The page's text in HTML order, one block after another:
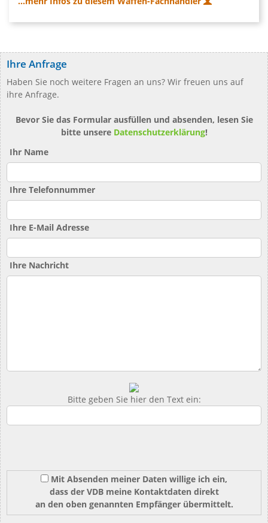
Ihre Anfrage
Haben Sie noch weitere Fragen an uns? Wir freuen uns auf
ihre Anfrage.
Bevor Sie das Formular ausfüllen und absenden, lesen Sie
bitte unsere Datenschutzerklärung!
Ihr Name
Ihre Telefonnummer
Ihre E-Mail Adresse
Ihre Nachricht
Bitte geben Sie hier den Text ein:
Mit Absenden meiner Daten willige ich ein,
dass der VDB meine Kontaktdaten direkt
an den oben genannten Empfänger übermittelt.